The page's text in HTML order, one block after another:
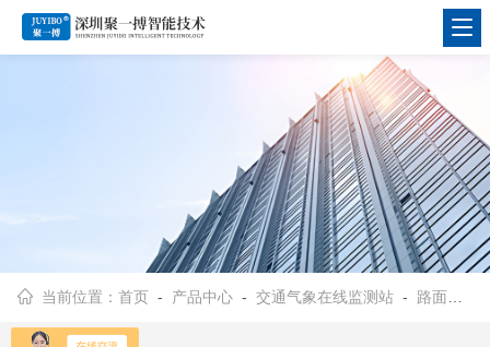
当前位置：首页 - 产品中心 -交通气象在线监测站 - 路面结冰监测系统